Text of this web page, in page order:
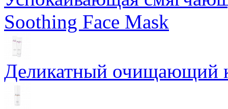
Soothing Face Mask
Деликатный очищающий